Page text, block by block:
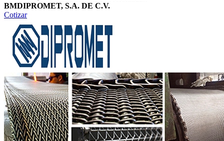
BMDIPROMET, S.A. DE C.V.
Cotizar